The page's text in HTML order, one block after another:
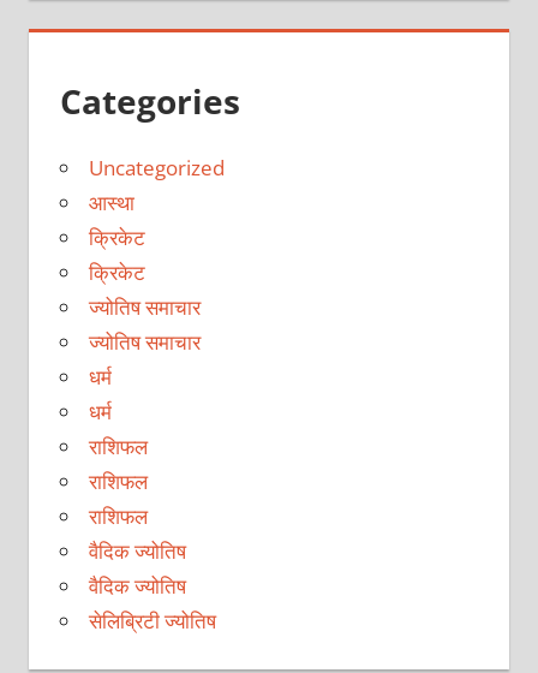
Categories
Uncategorized
आस्था
क्रिकेट
क्रिकेट
ज्योतिष समाचार
ज्योतिष समाचार
धर्म
धर्म
राशिफल
राशिफल
राशिफल
वैदिक ज्योतिष
वैदिक ज्योतिष
सेलिब्रिटी ज्योतिष